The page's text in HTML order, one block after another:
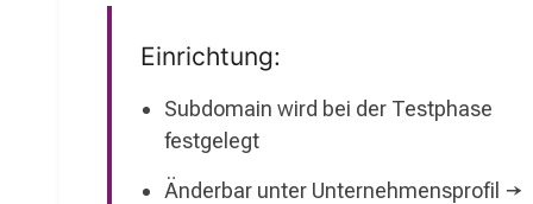
Einrichtung:
Subdomain wird bei der Testphase
festgelegt
Änderbar unter Unternehmensprofil →